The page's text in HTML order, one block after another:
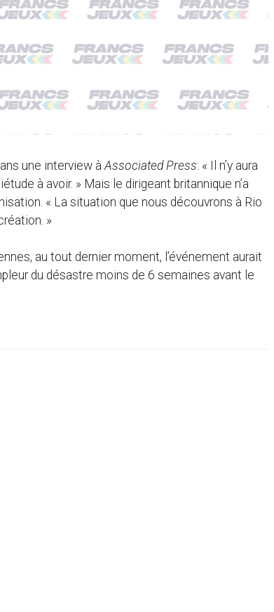
une interview à Associated Press: « Il n’y aura
à avoir. » Mais le dirigeant britannique n’a
« La situation que nous découvrons à Rio
»
au tout dernier moment, l’événement aurait
du désastre moins de 6 semaines avant le